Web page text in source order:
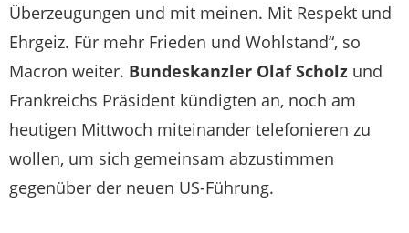
Überzeugungen und mit meinen. Mit Respekt und
Ehrgeiz. Für mehr Frieden und Wohlstand“, so
Macron weiter. Bundeskanzler Olaf Scholz und
Frankreichs Präsident kündigten an, noch am
heutigen Mittwoch miteinander telefonieren zu
wollen, um sich gemeinsam abzustimmen
gegenüber der neuen US-Führung.